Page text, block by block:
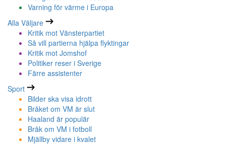
Varning för värme i Europa
Alla Väljare
Kritik mot Vänsterpartiet
Så vill partierna hjälpa flyktingar
Kritik mot Jomshof
Politiker reser i Sverige
Färre assistenter
Sport
Bilder ska visa idrott
Bråket om VM är slut
Haaland är populär
Bråk om VM i fotboll
Mjällby vidare i kvalet